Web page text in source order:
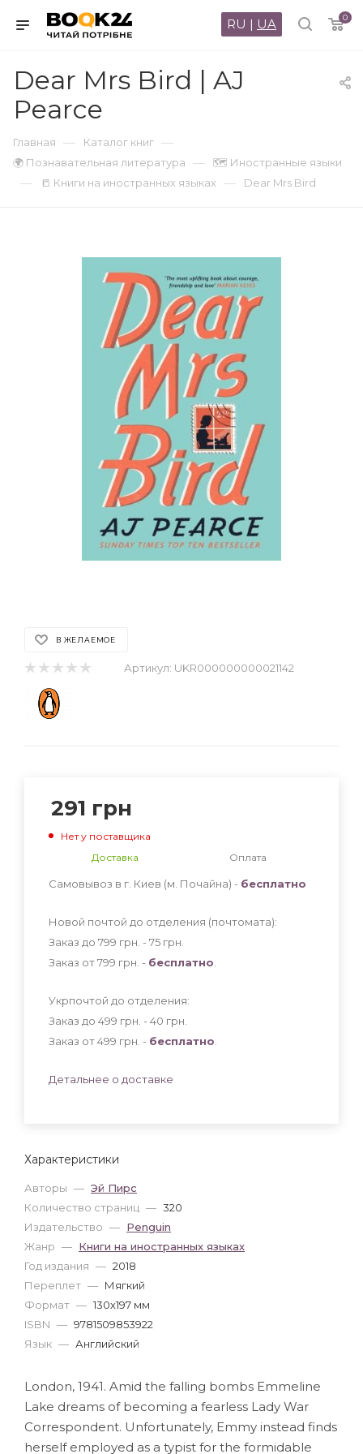
0
RU | UA
Dear Mrs Bird | AJ
Pearce
Главная — Каталог книг —
🌍 Познавательная литература — 🗺 Иностранные языки
— 📒 Книги на иностранных языках — Dear Mrs Bird
В ЖЕЛАЕМОЕ
Артикул: UKR000000000021142
Характеристики
Авторы — Эй Пирс
Количество страниц — 320
Издательство — Penguin
Жанр — Книги на иностранных языках
Год издания — 2018
Переплет — Мягкий
Формат — 130x197 мм
ISBN — 9781509853922
Язык — Английский
291 грн
Нет у поставщика
Доставка
Оплата
Самовывоз в г. Киев (м. Почайна) - бесплатно
Новой почтой до отделения (почтомата):
Заказ до 799 грн. - 75 грн
Заказ от 799 грн. - бесплатно
Укрпочтой до отделения:
Заказ до 499 грн. - 40 грн
Заказ от 499 грн. - бесплатно
Детальнее о доставке
London, 1941. Amid the falling bombs Emmeline
Lake dreams of becoming a fearless Lady War
Correspondent. Unfortunately, Emmy instead finds
herself employed as a typist for the formidable